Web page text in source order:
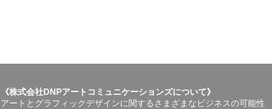
《株式会社DNPアートコミュニケーションズについて》
アートとグラフィックデザインに関するさまざまなビジネスの可能性